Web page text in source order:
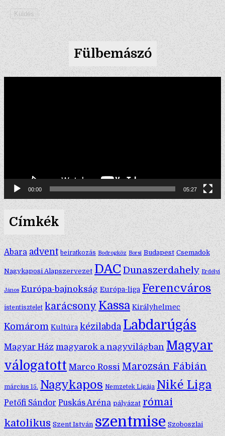
Küldés
Fülbemászó
00:00 05:27
Címkék
Abara advent beiratkozás Bodrogköz Borsi Budapest Csemadok
Nagykaposi Alapszervezet DACDunaszerdahely Erdélyi
János Európa-bajnokság Európa-liga Ferencváros
istentisztelet karácsonyKassa Királyhelmec
Komárom Kultúra kézilabda Labdarúgás
Magyar Ház magyarok a nagyvilágban Magyar
válogatott Marco Rossi Marozsán Fábián
március 15. Nagykapos Nemzetek Ligája Niké Liga
Petőfi Sándor Puskás Aréna pályázat római
katolikus Szent István szentmise Szoboszlai